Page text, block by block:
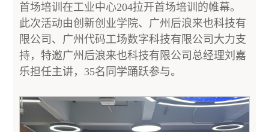
首场培训在工业中心204拉开首场培训的帷幕。
此次活动由创新创业学院、广州后浪来也科技有
限公司、广州代码工场数字科技有限公司大力支
持，特邀广州后浪来也科技有限公司总经理刘嘉
乐担任主讲，35名同学踊跃参与。